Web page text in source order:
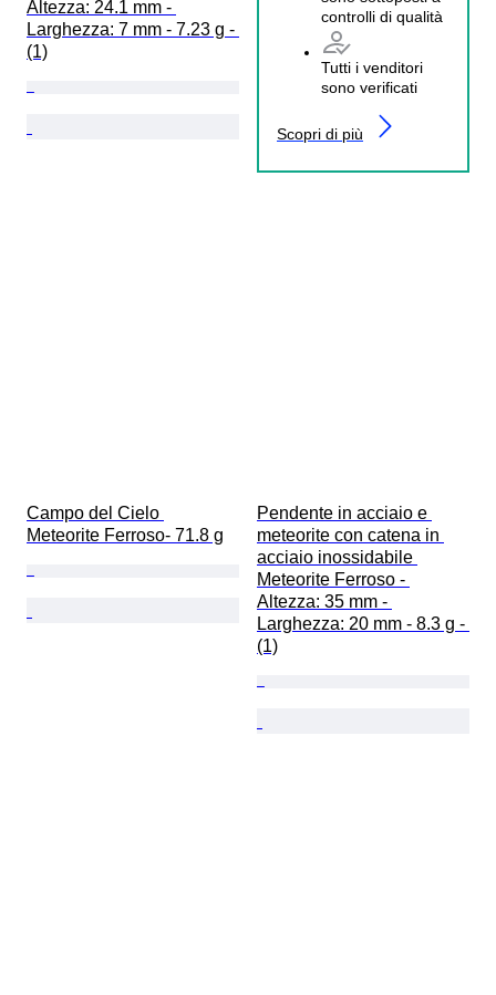
controlli di qualità
Tutti i venditori
sono verificati
Scopri di più
Altezza: 24.1 mm -
Larghezza: 7 mm - 7.23 g -
(1)
Campo del Cielo
Meteorite Ferroso- 71.8 g
Pendente in acciaio e
meteorite con catena in
acciaio inossidabile
Meteorite Ferroso -
Altezza: 35 mm -
Larghezza: 20 mm - 8.3 g -
(1)